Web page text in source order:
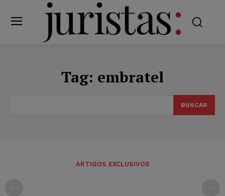
Tag: embratel
BUSCAR
ARTIGOS EXCLUSIVOS